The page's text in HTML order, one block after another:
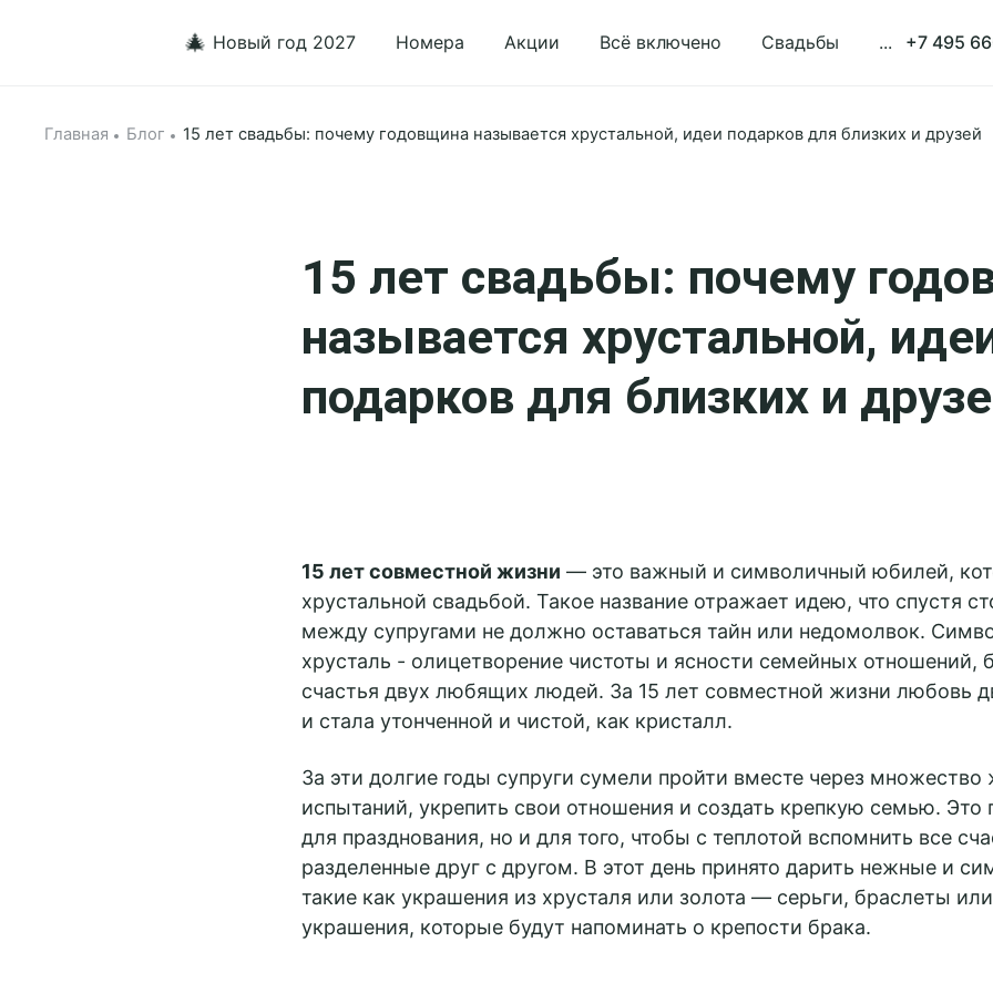
🎄 Новый год 2027 Номера Акции Всё включено Свадьбы ... +7 495
Главная Блог 15 лет свадьбы: почему годовщина называется хрустальной, идеи подарков для близких и друзей
15 лет свадьбы: почему
называется хрустальной,
подарков для близких и
15 лет совместной жизни — это важный и символичный юбилей,
хрустальной свадьбой. Такое название отражает идею, что спустя
между супругами не должно оставаться тайн или недомолвок.
хрусталь - олицетворение чистоты и ясности семейных отношений,
счастья двух любящих людей. За 15 лет совместной жизни любовь
и стала утонченной и чистой, как кристалл.
За эти долгие годы супруги сумели пройти вместе через множество
испытаний, укрепить свои отношения и создать крепкую семью. Это
для празднования, но и для того, чтобы с теплотой вспомнить все
разделенные друг с другом. В этот день принято дарить нежные и
такие как украшения из хрусталя или золота — серьги, браслеты
украшения, которые будут напоминать о крепости брака.